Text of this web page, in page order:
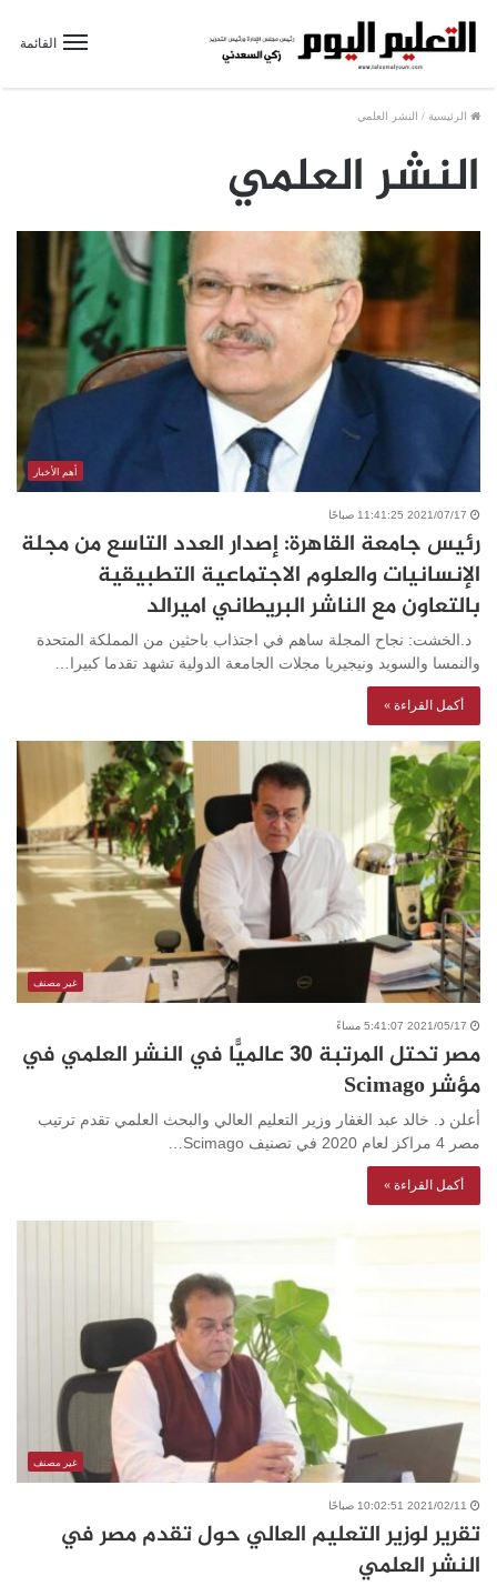
القائمة
الرئيسية / النشر العلمي
النشر العلمي
أهم الأخبار
2021/07/17 11:41:25 صباحًا
رئيس جامعة القاهرة: إصدار العدد التاسع من مجلة
الإنسانيات والعلوم الاجتماعية التطبيقية
بالتعاون مع الناشر البريطاني اميرالد
د.الخشت: نجاح المجلة ساهم في اجتذاب باحثين من المملكة المتحدة
والنمسا والسويد ونيجيريا مجلات الجامعة الدولية تشهد تقدما كبيرا…
أكمل القراءة »
غير مصنف
2021/05/17 5:41:07 مساءً
مصر تحتل المرتبة 30 عالميًّا في النشر العلمي في
مؤشر Scimago
أعلن د. خالد عبد الغفار وزير التعليم العالي والبحث العلمي تقدم ترتيب
مصر 4 مراكز لعام 2020 في تصنيف Scimago…
أكمل القراءة »
غير مصنف
2021/02/11 10:02:51 صباحًا
تقرير لوزير التعليم العالي حول تقدم مصر في
النشر العلمي